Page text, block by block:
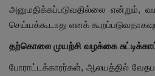
அனுமதிக்கப்படுவதில்லை
செய்யக்கூடாது எனக்
தற்கொலை முயற்சி வழக்கை
போராட்டக்காரர்கள், ஆலயத்தில்